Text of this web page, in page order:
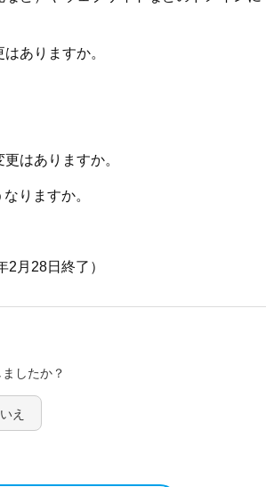
したか？
え
ありますか。
はありますか。
りますか。
2月28日終了）